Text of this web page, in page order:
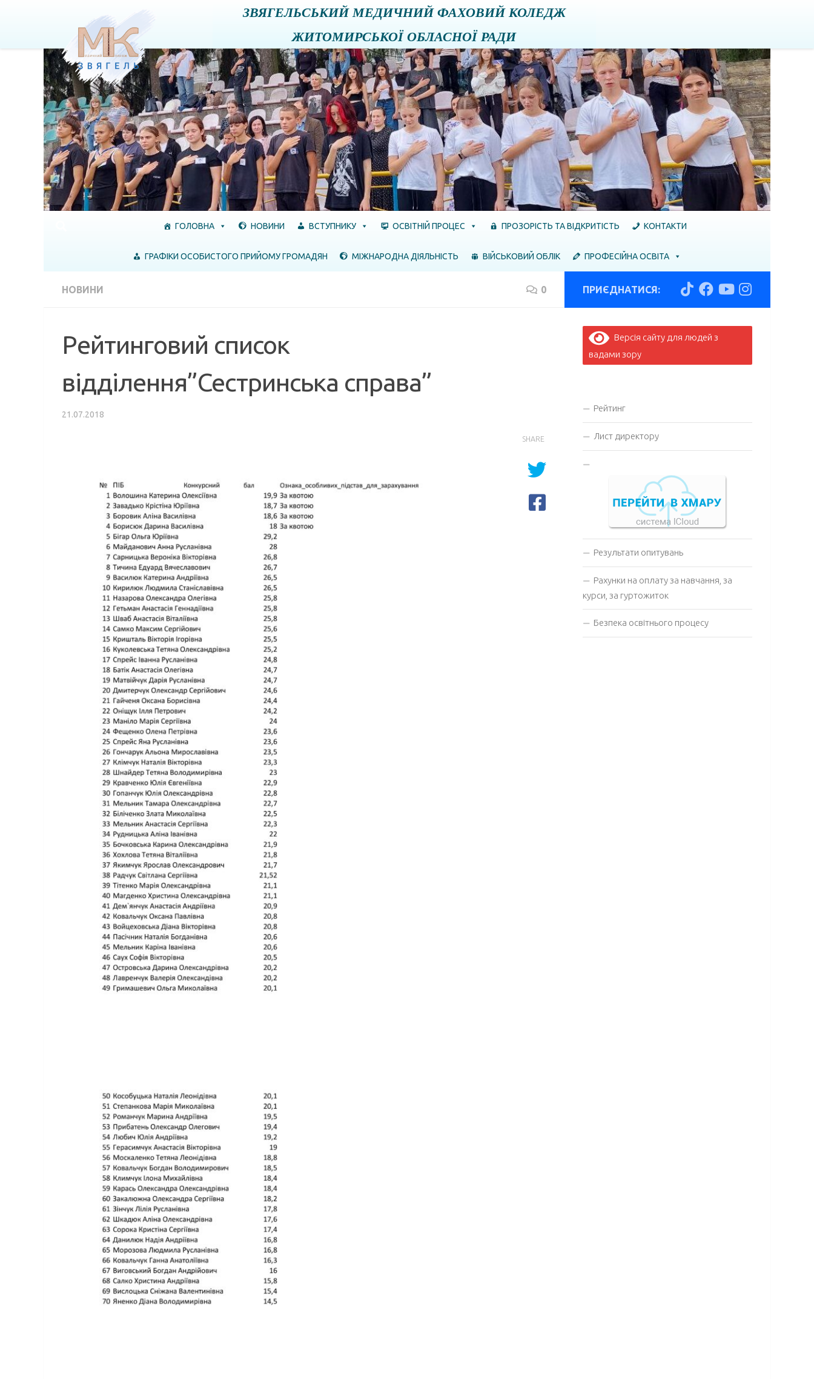
ЗВЯГЕЛЬСЬКИЙ МЕДИЧНИЙ ФАХОВИЙ КОЛЕДЖ
ЖИТОМИРСЬКОЇ ОБЛАСНОЇ РАДИ
ГОЛОВНА НОВИНИ ВСТУПНИКУ ОСВІТНІЙ ПРОЦЕС ПРОЗОРІСТЬ ТА ВІДКРИТІСТЬ КОНТАКТИ
ГРАФІКИ ОСОБИСТОГО ПРИЙОМУ ГРОМАДЯН МІЖНАРОДНА ДІЯЛЬНІСТЬ ВІЙСЬКОВИЙ ОБЛІК ПРОФЕСІЙНА ОСВІТА
НОВИНИ 0
Рейтинговий список
відділення”Сестринська справа”
21.07.2018
SHARE
ПРИЄДНАТИСЯ:
Версія сайту для людей з
вадами зору
Рейтинг
Лист директору
Результати опитувань
Рахунки на оплату за навчання, за
курси, за гуртожиток
Безпека освітнього процесу